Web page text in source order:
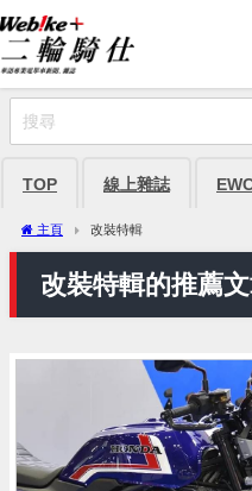
TOP 線上雜誌
主頁 改裝特輯
改裝特輯的推薦